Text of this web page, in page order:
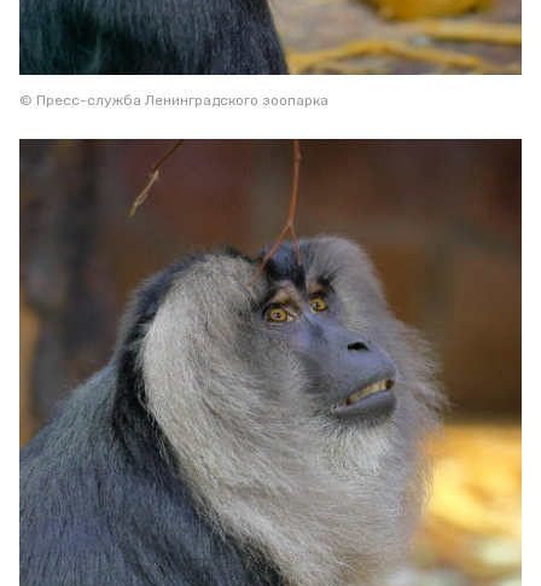
© Пресс-служба Ленинградского зоопарка